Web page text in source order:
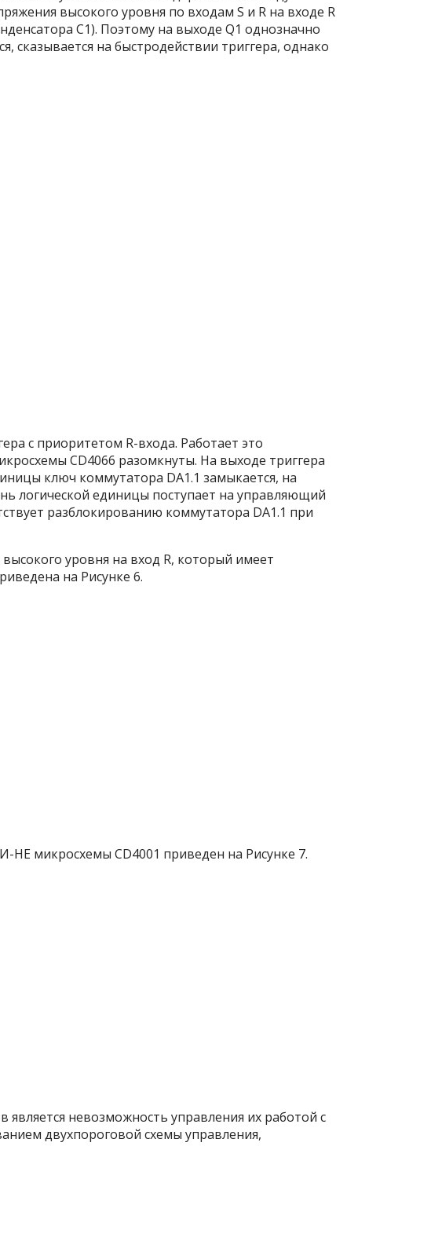
высокого уровня по входам S и R на входе R
C1). Поэтому на выходе Q1 однозначно
сказывается на быстродействии триггера, однако
с приоритетом R-входа. Работает это
CD4066 разомкнуты. На выходе триггера
ключ коммутатора DA1.1 замыкается, на
логической единицы поступает на управляющий
разблокированию коммутатора DA1.1 при
уровня на вход R, который имеет
на Рисунке 6.
НЕ микросхемы CD4001 приведен на Рисунке 7.
является невозможность управления их работой с
двухпороговой схемы управления,